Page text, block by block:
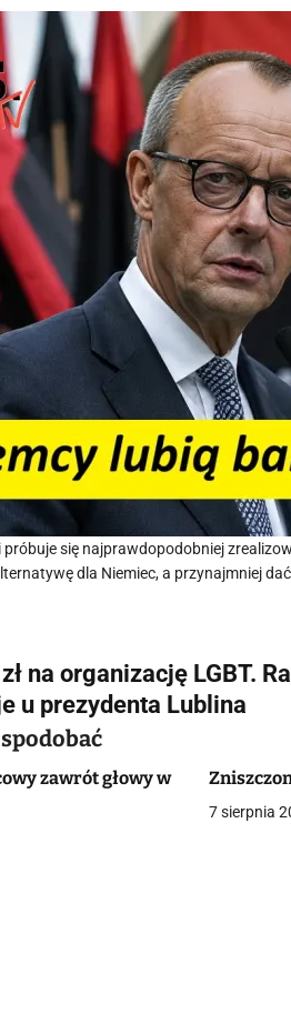
się najprawdopodobniej
dla Niemiec, a przynajmniej
na organizację LGBT.
u prezydenta Lublina
zawrót głowy w
7 sierpnia